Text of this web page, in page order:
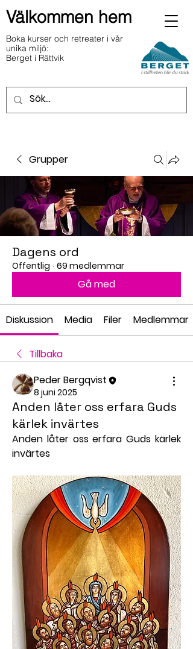
Välkommen hem
Boka kurser och retreater i vår
unika miljö:
Berget i Rättvik
Grupper
Dagens ord
Offentlig · 69 medlemmar
Gå med
Diskussion Media Filer Medlemmar
Tillbaka
Peder Bergqvist
8 juni 2025
Anden låter oss erfara Guds
kärlek invärtes
Anden låter oss erfara Guds kärlek
invärtes